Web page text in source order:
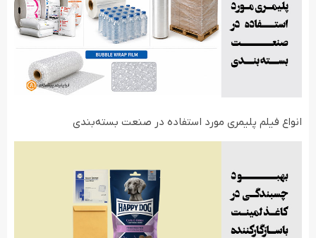
انواع فیلم‌ پلیمری مورد استفاده در صنعت بسته‌بندی